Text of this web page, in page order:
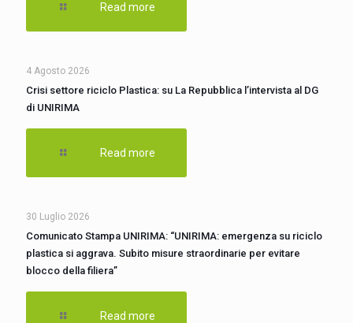
Read more
4 Agosto 2026
Crisi settore riciclo Plastica: su La Repubblica l’intervista al DG
di UNIRIMA
Read more
30 Luglio 2026
Comunicato Stampa UNIRIMA: “UNIRIMA: emergenza su riciclo
plastica si aggrava. Subito misure straordinarie per evitare
blocco della filiera”
Read more